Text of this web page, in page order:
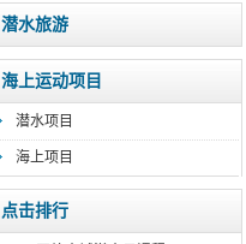
潜水旅游
海上运动项目
潜水项目
海上项目
点击排行